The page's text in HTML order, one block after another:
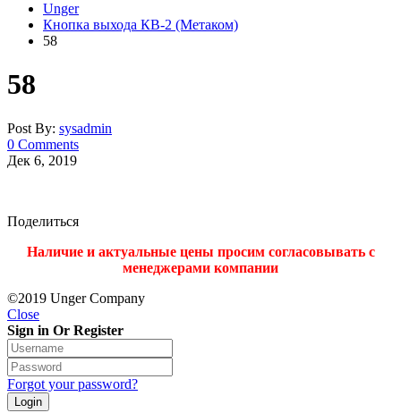
Unger
Кнопка выхода КВ-2 (Метаком)
58
58
Post By: sysadmin
0 Comments
Дек 6, 2019
Поделиться
Наличие и актуальные цены просим согласовывать с
менеджерами компании
©2019 Unger Company
Close
Sign in Or Register
Forgot your password?